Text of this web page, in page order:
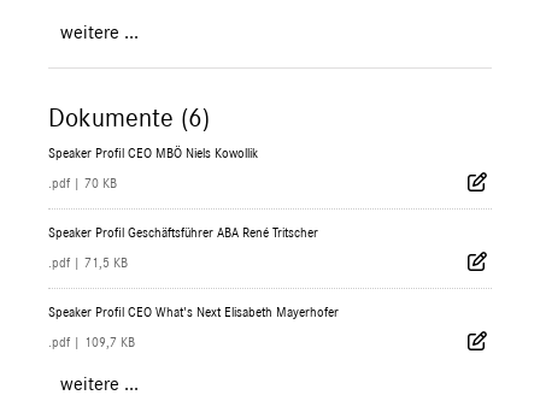
weitere ...
Dokumente (6)
Speaker Profil CEO MBÖ Niels Kowollik
.pdf 70 KB
Speaker Profil Geschäftsführer ABA René Tritscher
.pdf 71,5 KB
Speaker Profil CEO What's Next Elisabeth Mayerhofer
.pdf 109,7 KB
weitere ...